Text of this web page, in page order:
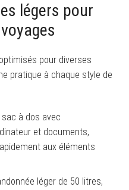
légers pour
pour diverses
pratique à chaque style de
sac à dos avec
et documents,
aux éléments
léger de 50 litres,